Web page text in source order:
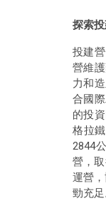
探索
投建
營維
力和
合國
的投
格拉
2844
營，
運營
勁充足